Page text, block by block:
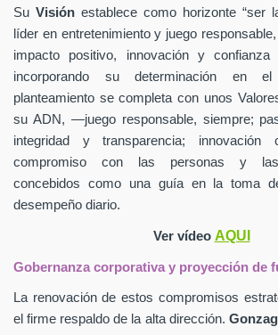
Su Visión establece como horizonte “ser
líder en entretenimiento y juego
impacto positivo, innovación y confianza
incorporando su determinación en
planteamiento se completa con unos
su ADN, —juego responsable, siempre;
integridad y transparencia; innovación
compromiso con las personas y las
concebidos como una guía en la toma
desempeño diario.
Ver vídeo AQUI
Gobernanza corporativa y proyección de
La renovación de estos compromisos
el firme respaldo de la alta dirección.